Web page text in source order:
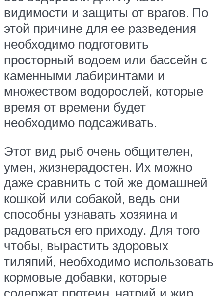
видимости и защиты от врагов. По
этой причине для ее разведения
необходимо подготовить
просторный водоем или бассейн с
каменными лабиринтами и
множеством водорослей, которые
время от времени будет
необходимо подсаживать.
Этот вид рыб очень общителен,
умен, жизнерадостен. Их можно
даже сравнить с той же домашней
кошкой или собакой, ведь они
способны узнавать хозяина и
радоваться его приходу. Для того
чтобы, вырастить здоровых
тиляпий, необходимо использовать
кормовые добавки, которые
содержат протеин, натрий и жир,